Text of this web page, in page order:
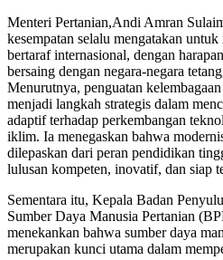
Menteri Pertanian,Andi Amran
kesempatan selalu mengatakan
bertaraf internasional, dengan
bersaing dengan negara-negara
Menurutnya, penguatan
menjadi langkah strategis dalam
adaptif terhadap perkembangan
iklim. Ia menegaskan bahwa
dilepaskan dari peran pendidikan
lulusan kompeten, inovatif, dan siap
Sementara itu, Kepala Badan
Sumber Daya Manusia Pertanian
menekankan bahwa sumber daya
merupakan kunci utama dalam